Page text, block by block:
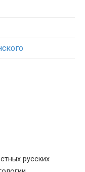
русских